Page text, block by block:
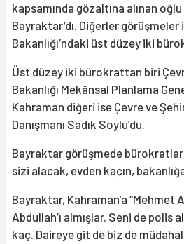
kapsamında gözaltına alınan
Bayraktar’dı. Diğerler
Bakanlığı’ndaki üst düzey iki
Üst düzey iki bürokrattan biri
Bakanlığı Mekânsal Planlama
Kahraman diğeri ise Çevre ve
Danışmanı Sadık Soylu’du.
Bayraktar görüşmede
sizi alacak, evden kaçın,
Bayraktar, Kahraman'a “Mehmet
Abdullah’ı almışlar. Seni de polis
kaç. Daireye git de biz de